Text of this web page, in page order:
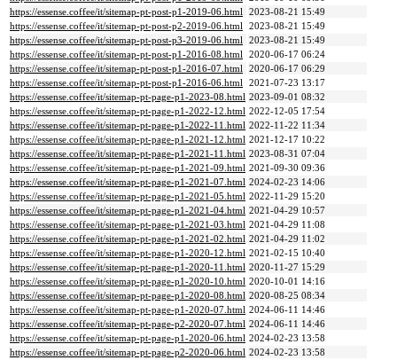
https://essense.coffee/it/sitemap-pt-post-p1-2019-06.html 2023-08-21 15:49
https://essense.coffee/it/sitemap-pt-post-p2-2019-06.html 2023-08-21 15:49
https://essense.coffee/it/sitemap-pt-post-p3-2019-06.html 2023-08-21 15:49
https://essense.coffee/it/sitemap-pt-post-p1-2016-08.html 2020-06-17 06:24
https://essense.coffee/it/sitemap-pt-post-p1-2016-07.html 2020-06-17 06:29
https://essense.coffee/it/sitemap-pt-post-p1-2016-06.html 2021-07-23 13:17
https://essense.coffee/it/sitemap-pt-page-p1-2023-08.html 2023-09-01 08:32
https://essense.coffee/it/sitemap-pt-page-p1-2022-12.html 2022-12-05 17:54
https://essense.coffee/it/sitemap-pt-page-p1-2022-11.html 2022-11-22 11:34
https://essense.coffee/it/sitemap-pt-page-p1-2021-12.html 2021-12-17 10:22
https://essense.coffee/it/sitemap-pt-page-p1-2021-11.html 2023-08-31 07:04
https://essense.coffee/it/sitemap-pt-page-p1-2021-09.html 2021-09-30 09:36
https://essense.coffee/it/sitemap-pt-page-p1-2021-07.html 2024-02-23 14:06
https://essense.coffee/it/sitemap-pt-page-p1-2021-05.html 2022-11-29 15:20
https://essense.coffee/it/sitemap-pt-page-p1-2021-04.html 2021-04-29 10:57
https://essense.coffee/it/sitemap-pt-page-p1-2021-03.html 2021-04-29 11:08
https://essense.coffee/it/sitemap-pt-page-p1-2021-02.html 2021-04-29 11:02
https://essense.coffee/it/sitemap-pt-page-p1-2020-12.html 2021-02-15 10:40
https://essense.coffee/it/sitemap-pt-page-p1-2020-11.html 2020-11-27 15:29
https://essense.coffee/it/sitemap-pt-page-p1-2020-10.html 2020-10-01 14:16
https://essense.coffee/it/sitemap-pt-page-p1-2020-08.html 2020-08-25 08:34
https://essense.coffee/it/sitemap-pt-page-p1-2020-07.html 2024-06-11 14:46
https://essense.coffee/it/sitemap-pt-page-p2-2020-07.html 2024-06-11 14:46
https://essense.coffee/it/sitemap-pt-page-p1-2020-06.html 2024-02-23 13:58
https://essense.coffee/it/sitemap-pt-page-p2-2020-06.html 2024-02-23 13:58